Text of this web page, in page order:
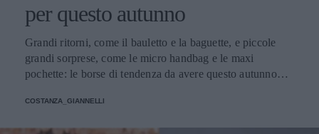
per questo autunno
Grandi ritorni, come il bauletto e la baguette, e piccole
grandi sorprese, come le micro handbag e le maxi
pochette: le borse di tendenza da avere questo autunno
COSTANZA_GIANNELLI